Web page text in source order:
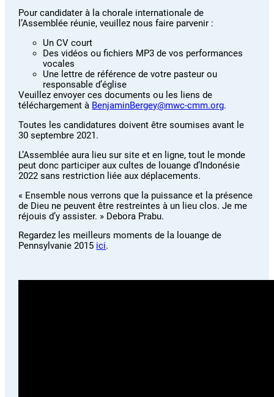
Pour candidater à la chorale internationale de
l’Assemblée réunie, veuillez nous faire parvenir :
Un CV court
Des vidéos ou fichiers MP3 de vos performances
vocales
Une lettre de référence de votre pasteur ou
responsable d’église
Veuillez envoyer ces documents ou les liens de
téléchargement à BenjaminBergey@mwc-cmm.org.
Toutes les candidatures doivent être soumises avant le
30 septembre 2021.
L’Assemblée aura lieu sur site et en ligne, tout le monde
peut donc participer aux cultes de louange d’Indonésie
2022 sans restriction liée aux déplacements.
« Ensemble nous verrons que la puissance et la présence
de Dieu ne peuvent être restreintes à un lieu clos. Je me
réjouis d’y assister. » Debora Prabu.
Regardez les meilleurs moments de la louange de
Pennsylvanie 2015 ici.